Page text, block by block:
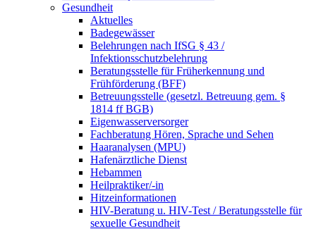
Gesundheit
Aktuelles
Badegewässer
Belehrungen nach IfSG § 43 /
Infektionsschutzbelehrung
Beratungsstelle für Früherkennung und
Frühförderung (BFF)
Betreuungsstelle (gesetzl. Betreuung gem. §
1814 ff BGB)
Eigenwasserversorger
Fachberatung Hören, Sprache und Sehen
Haaranalysen (MPU)
Hafenärztliche Dienst
Hebammen
Heilpraktiker/-in
Hitzeinformationen
HIV-Beratung u. HIV-Test / Beratungsstelle für
sexuelle Gesundheit